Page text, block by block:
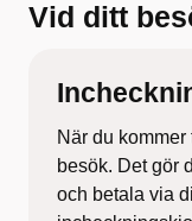
Vid ditt
När du
besök. Det gör
och betala via